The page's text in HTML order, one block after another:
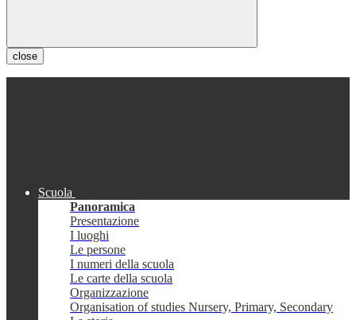
close
Scuola
Panoramica
Presentazione
I luoghi
Le persone
I numeri della scuola
Le carte della scuola
Organizzazione
Organisation of studies Nursery, Primary, Secondary